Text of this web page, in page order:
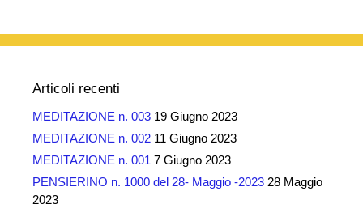
Articoli recenti
MEDITAZIONE n. 003 19 Giugno 2023
MEDITAZIONE n. 002 11 Giugno 2023
MEDITAZIONE n. 001 7 Giugno 2023
PENSIERINO n. 1000 del 28- Maggio -2023 28 Maggio
2023